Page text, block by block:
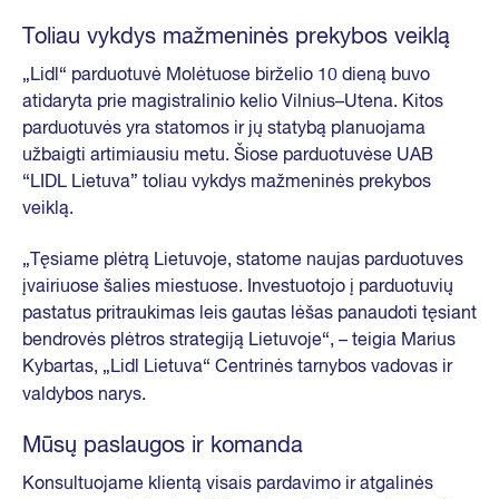
Toliau vykdys mažmeninės prekybos veiklą
„Lidl“ parduotuvė Molėtuose birželio 10 dieną buvo
atidaryta prie magistralinio kelio Vilnius–Utena. Kitos
parduotuvės yra statomos ir jų statybą planuojama
užbaigti artimiausiu metu. Šiose parduotuvėse UAB
“LIDL Lietuva” toliau vykdys mažmeninės prekybos
veiklą.
„Tęsiame plėtrą Lietuvoje, statome naujas parduotuves
įvairiuose šalies miestuose. Investuotojo į parduotuvių
pastatus pritraukimas leis gautas lėšas panaudoti tęsiant
bendrovės plėtros strategiją Lietuvoje“, – teigia Marius
Kybartas, „Lidl Lietuva“ Centrinės tarnybos vadovas ir
valdybos narys.
Mūsų paslaugos ir komanda
Konsultuojame klientą visais pardavimo ir atgalinės